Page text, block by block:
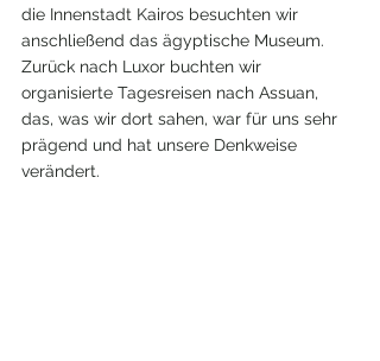
die Innenstadt Kairos besuchten wir
anschließend das ägyptische Museum.
Zurück nach Luxor buchten wir
organisierte Tagesreisen nach Assuan,
das, was wir dort sahen, war für uns sehr
prägend und hat unsere Denkweise
verändert.